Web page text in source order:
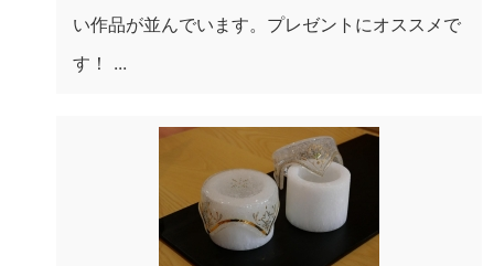
い作品が並んでいます。プレゼントにオススメで
す！ ...